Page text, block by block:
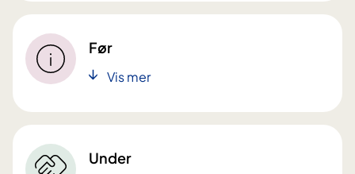
Før
Vis mer
Under